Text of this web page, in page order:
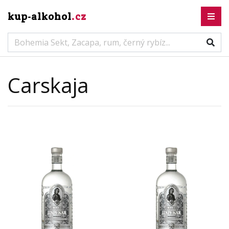
kup-alkohol.cz
Carskaja